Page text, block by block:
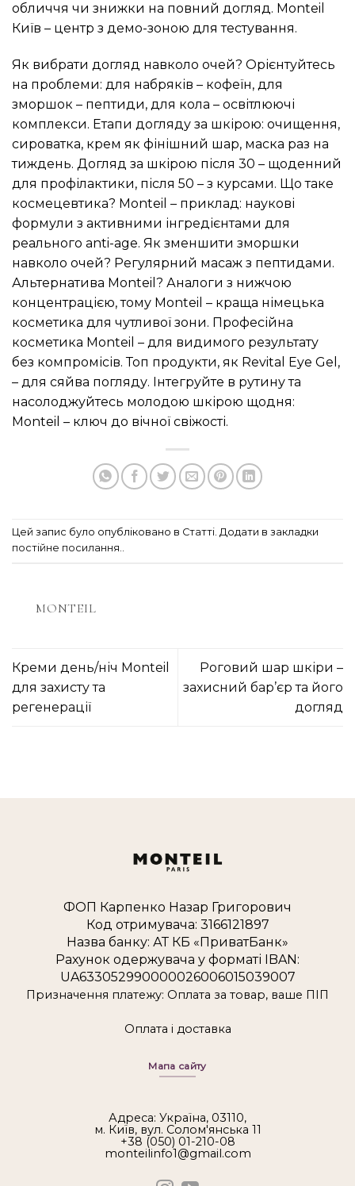
обличчя чи знижки на повний догляд. Monteil
Київ – центр з демо-зоною для тестування.
Як вибрати догляд навколо очей? Орієнтуйтесь
на проблеми: для набряків – кофеїн, для
зморшок – пептиди, для кола – освітлюючі
комплекси. Етапи догляду за шкірою: очищення,
сироватка, крем як фінішний шар, маска раз на
тиждень. Догляд за шкірою після 30 – щоденний
для профілактики, після 50 – з курсами. Що таке
космецевтика? Monteil – приклад: наукові
формули з активними інгредієнтами для
реального anti-age. Як зменшити зморшки
навколо очей? Регулярний масаж з пептидами.
Альтернатива Monteil? Аналоги з нижчою
концентрацією, тому Monteil – краща німецька
косметика для чутливої зони. Професійна
косметика Monteil – для видимого результату
без компромісів. Топ продукти, як Revital Eye Gel,
– для сяйва погляду. Інтегруйте в рутину та
насолоджуйтесь молодою шкірою щодня:
Monteil – ключ до вічної свіжості.
Цей запис було опубліковано в Статті. Додати в закладки
постійне посилання..
MONTEIL
Креми день/ніч Monteil
для захисту та
регенерації
Роговий шар шкіри –
захисний бар’єр та його
догляд
ФОП Карпенко Назар Григорович
Код отримувача: 3166121897
Назва банку: АТ КБ «ПриватБанк»
Рахунок одержувача у форматі IBAN:
UA633052990000026006015039007
Призначення платежу: Оплата за товар, ваше ПІП
Оплата і доставка
Мапа сайту
Адреса: Україна, 03110,
м. Київ, вул. Солом'янська 11
+38 (050) 01-210-08
monteilinfo1@gmail.com